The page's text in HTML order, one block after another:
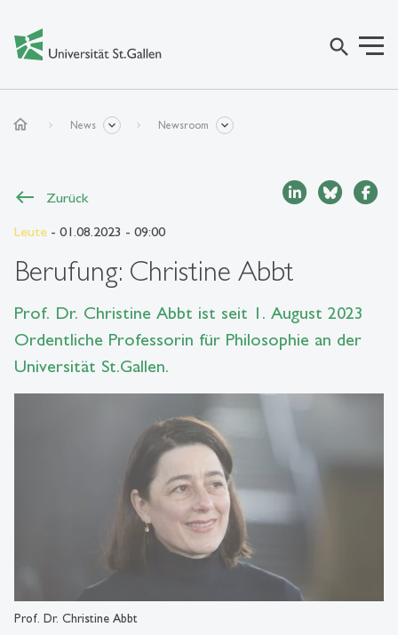
search
home News Newsroom
Zurück
Leute - 01.08.2023 - 09:00
Berufung: Christine Abbt
Prof. Dr. Christine Abbt ist seit 1. August 2023
Ordentliche Professorin für Philosophie an der
Universität St.Gallen.
Prof. Dr. Christine Abbt